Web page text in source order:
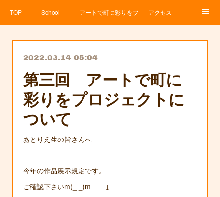
TOP School アートで町に彩りをプロジェクト
アクセス
2022.03.14 05:04
第三回 アートで町に
彩りをプロジェクトに
ついて
あとりえ生の皆さんへ
今年の作品展示規定です。
ご確認下さいm(_ _)m ↓